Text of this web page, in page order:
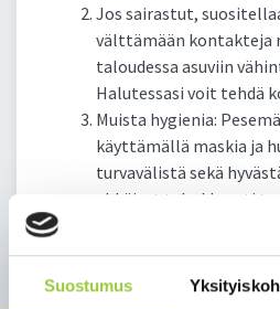
Suostumus
Jos sairastut,
välttämään kontakteja
taloudessa asuviin
Halutessasi voit tehdä
Muista hygienia:
käyttämällä maskia ja
turvavälistä sekä
ehkäiset tehokkaasti
Maskien käytöstä
Kasvomaskia voi käyttää